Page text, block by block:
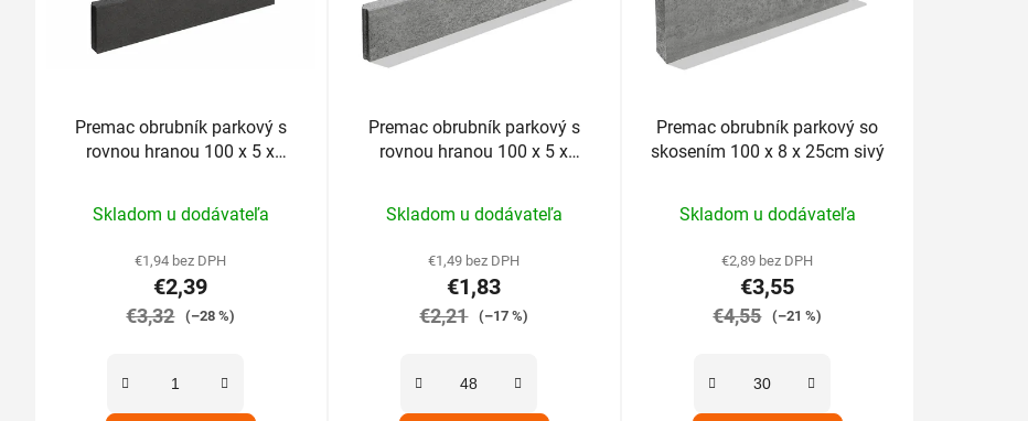
Premac obrubník parkový s
rovnou hranou 100 x 5 x
hodnotenie
produktu
je
5,0
Skladom u dodávateľa
€1,94 bez DPH
€2,39
€3,32 (–28 %)
Premac obrubník parkový s
rovnou hranou 100 x 5 x
hodnotenie
produktu
je
5,0
5
Skladom u dodávateľa
€1,49 bez DPH
€1,83
€2,21 (–17 %)
Premac obrubník parkový so
skosením 100 x 8 x 25cm sivý
hodnotenie
produktu
je
5,0
5
Skladom u dodávateľa
€2,89 bez DPH
€3,55
€4,55 (–21 %)